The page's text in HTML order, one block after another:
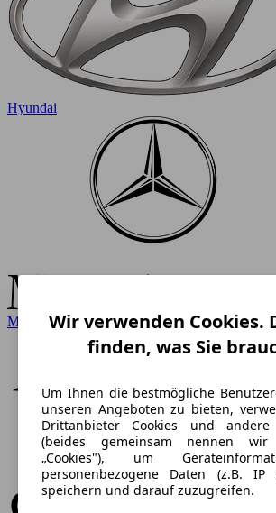
Hyundai
Mercedes-Benz
Wir verwenden Cookies.
finden, was Sie
Um Ihnen die bestmögliche
unseren Angeboten zu bieten,
Drittanbieter Cookies und andere
(beides gemeinsam nennen wir
„Cookies"), um
personenbezogene Daten (z.B. IP
speichern und darauf zuzugreifen.